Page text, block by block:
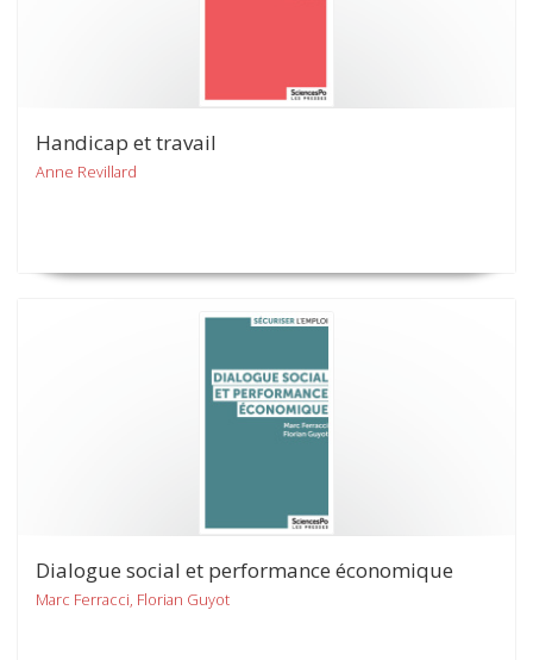
Handicap et travail
Anne Revillard
Dialogue social et performance économique
Marc Ferracci, Florian Guyot